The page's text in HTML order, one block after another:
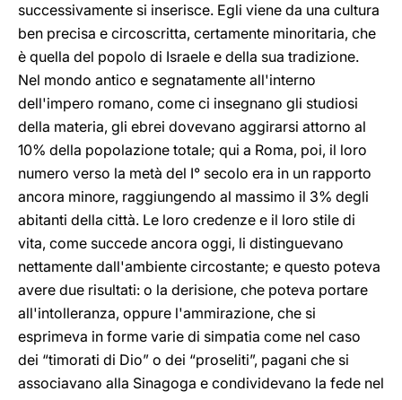
successivamente si inserisce. Egli viene da una cultura
ben precisa e circoscritta, certamente minoritaria, che
è quella del popolo di Israele e della sua tradizione.
Nel mondo antico e segnatamente all'interno
dell'impero romano, come ci insegnano gli studiosi
della materia, gli ebrei dovevano aggirarsi attorno al
10% della popolazione totale; qui a Roma, poi, il loro
numero verso la metà del I° secolo era in un rapporto
ancora minore, raggiungendo al massimo il 3% degli
abitanti della città. Le loro credenze e il loro stile di
vita, come succede ancora oggi, li distinguevano
nettamente dall'ambiente circostante; e questo poteva
avere due risultati: o la derisione, che poteva portare
all'intolleranza, oppure l'ammirazione, che si
esprimeva in forme varie di simpatia come nel caso
dei “timorati di Dio” o dei “proseliti”, pagani che si
associavano alla Sinagoga e condividevano la fede nel